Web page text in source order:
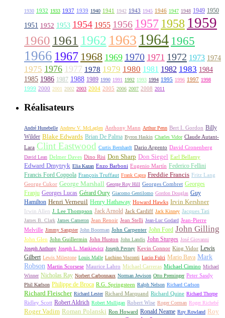
1930 1932 1933 1937 1939 1940 1941 1942 1943 1945 1946 1947 1948 1949 1950
1951 1952 1953 1954 1955 1956 1957 1958 1959
1960 1961 1962 1963 1964 1965
1966 1967 1968 1969 1970 1971 1972 1973 1974
1975 1976 1977 1978 1979 1980 1981 1982 1983 1984
1985 1986 1987 1988 1989 1990 1991 1992 1993 1994 1995 1996 1997 1998
1999 2000 2001 2002 2003 2004 2005 2006 2007 2008 2011
Réalisateurs
André Hunebelle Andrew V. McLaglen Anthony Mann Arthur Penn Bert I. Gordon Billy
Wilder Blake Edwards Brian De Palma Byron Haskin Charles Vidor Claude Autant-
Lara Clint Eastwood Curtis Bernhardt Dario Argento David Cronenberg
David Lean Delmer Daves Dino Risi Don Sharp Don Siegel Earl Bellamy
Edward Dmytryk Elia Kazan Enzo Barboni Eugenio Martín Federico Fellini
Francis Ford Coppola François Truffaut Frank Capra Freddie Francis Fritz Lang
George Cukor George Marshall George Roy Hill Georges Combret Georges
Franju Georges Lucas Gérard Oury Giacomo Gentilomo Gordon Douglas Guy
Hamilton Henri Verneuil Henry Hathaway Howard Hawks Irvin Kershner
Irwin Allen J. Lee Thompson Jack Arnold Jack Cardiff Jack Kinney Jacques Tati
James B. Clark James Cameron Jean Renoir Jean Stelli Jean-Luc Godard Jean-Pierre
Melville Jimmy Sangster John Boorman John Carpenter John Ford John Gilling
John Glen John Guillermin John Huston John Landis John Sturges José Giovanni
Joseph Anthony Joseph L. Mankiewicz Joseph Pevney Kevin Connor King Vidor Lewis
Gilbert Lewis Milestone Louis Malle Luchino Visconti Lucio Fulci Mario Bava Mark
Robson Martin Scorsese Maurice Labro Michael Carreras Michael Cimino Michael
Winner Nicholas Ray Norbert Carbonnaux Norman Jewison Otto Preminger Peter Sasdy
Phil Karlson Philippe de Broca R.G. Springsteen Ralph Nelson Richard Carlson
Richard Fleischer Richard Lester Richard Marquand Richard Quine Richard Thorpe
Ridley Scott Robert Aldrich Robert Mulligan Robert Wise Roger Corman Roger Richebé
Roger Vadim Roman Polanski Ron Howard Ronald Neame Roy Rowland Roy